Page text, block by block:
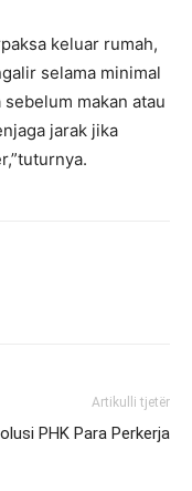
keluar rumah,
selama minimal
makan atau
jarak jika
Artikulli tjetër
PHK Para Perkerja